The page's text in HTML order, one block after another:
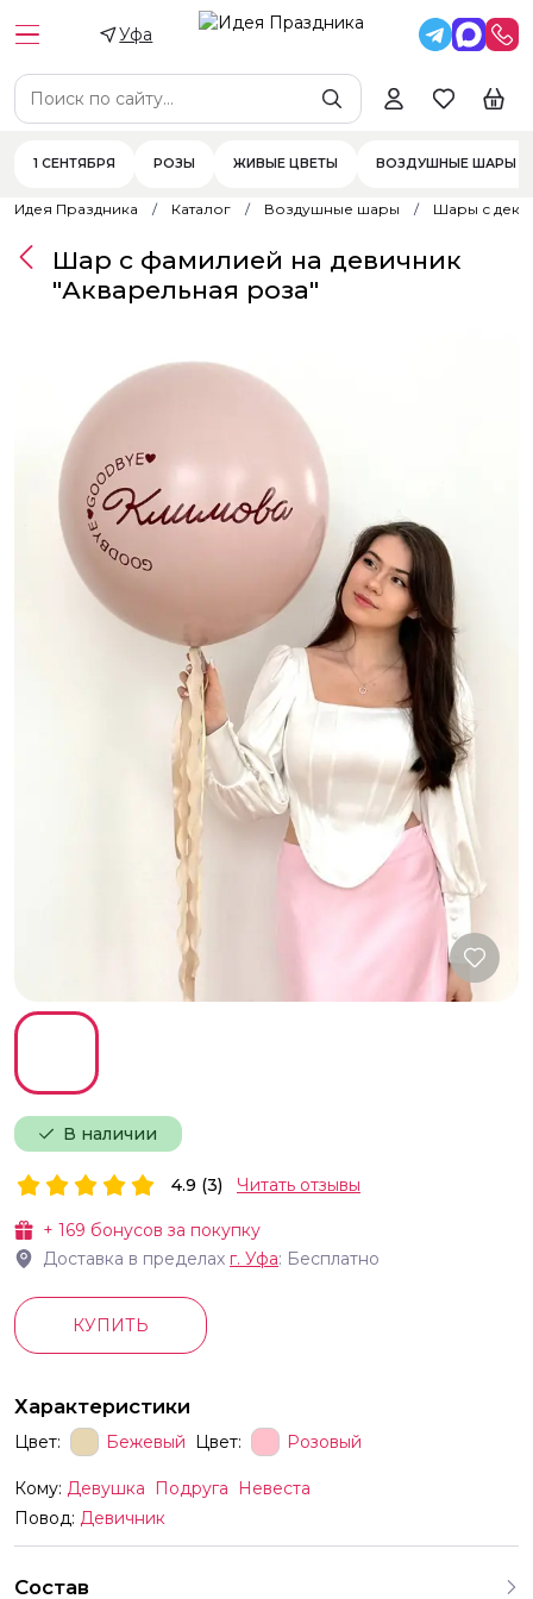
Уфа
1 СЕНТЯБРЯ РОЗЫ ЖИВЫЕ ЦВЕТЫ ВОЗДУШНЫЕ ШАРЫ
Идея Праздника Каталог Воздушные шары Шары с
В наличии
Шар с фамилией на девичник
"Акварельная роза"
+ 169 бонусов за покупку
Доставка в пределах г. Уфа: Бесплатно
4.9 (3) Читать отзывы
КУПИТЬ
Характеристики
Цвет: Бежевый Цвет: Розовый
Кому: Девушка Подруга
Невеста
Повод: Девичник
Состав